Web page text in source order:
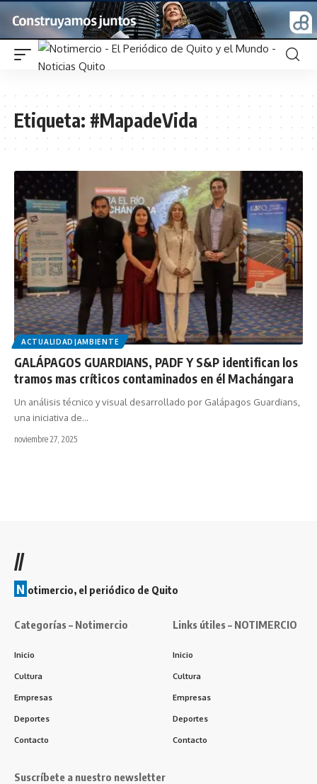
Etiqueta:#MapadeVida
ACTUALIDAD|AMBIENTE
GALÁPAGOS GUARDIANS, PADF Y S&P identifican los
tramos mas críticos contaminados en él Machángara
Un análisis técnico y visual desarrollado por Galápagos Guardians,
una iniciativa de…
noviembre 27, 2025
//
N otimercio, el periódico de Quito
Categorías – Notimercio
Inicio
Cultura
Empresas
Deportes
Contacto
Links útiles – NOTIMERCIO
Inicio
Cultura
Empresas
Deportes
Contacto
Suscríbete a nuestro newsletter